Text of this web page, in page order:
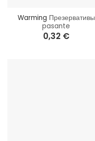
Warming Презервативы
pasante
0,32 €